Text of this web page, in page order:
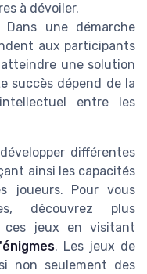
à dévoiler.
une démarche
aux participants
une solution
succès dépend de la
entre les
différentes
ainsi les capacités
joueurs. Pour vous
découvrez plus
ces jeux en visitant
. Les jeux de
non seulement des